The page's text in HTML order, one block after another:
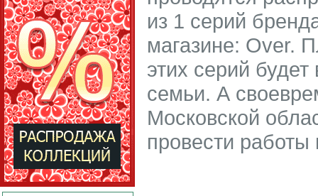
из 1 серий
магазине: Over.
этих серий
семьи. А
Московской
провести